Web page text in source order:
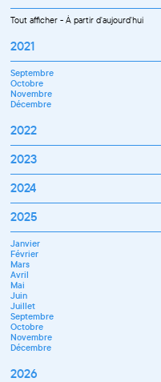
Tout afficher-À partir d'aujourd'hui
2021
Septembre
Octobre
Novembre
Décembre
2022
Janvier
Mars
Avril
Juillet
Septembre
Octobre
Novembre
Décembre
2023
Janvier
Mars
Avril
Juin
Septembre
Octobre
Novembre
Décembre
2024
Janvier
Mars
Avril
Mai
Juin
Juillet
Septembre
Novembre
Décembre
2025
Janvier
Février
Mars
Avril
Mai
Juin
Juillet
Septembre
Octobre
Novembre
Décembre
2026